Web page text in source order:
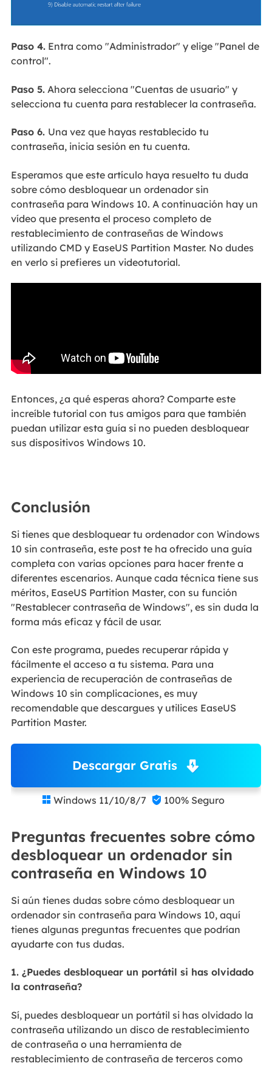
Paso 4.Entra como "Administrador" y elige "Panel de
control".
Paso 5.Ahora selecciona "Cuentas de usuario" y
selecciona tu cuenta para restablecer la contraseña.
Paso 6. Una vez que hayas restablecido tu
contraseña, inicia sesión en tu cuenta.
Esperamos que este artículo haya resuelto tu duda
sobre cómo desbloquear un ordenador sin
contraseña para Windows 10. A continuación hay un
vídeo que presenta el proceso completo de
restablecimiento de contraseñas de Windows
utilizando CMD y EaseUS Partition Master. No dudes
en verlo si prefieres un videotutorial.
Entonces, ¿a qué esperas ahora? Comparte este
increíble tutorial con tus amigos para que también
puedan utilizar esta guía si no pueden desbloquear
sus dispositivos Windows 10.
Conclusión
Si tienes que desbloquear tu ordenador con Windows
10 sin contraseña, este post te ha ofrecido una guía
completa con varias opciones para hacer frente a
diferentes escenarios. Aunque cada técnica tiene sus
méritos, EaseUS Partition Master, con su función
"Restablecer contraseña de Windows", es sin duda la
forma más eficaz y fácil de usar.
Con este programa, puedes recuperar rápida y
fácilmente el acceso a tu sistema. Para una
experiencia de recuperación de contraseñas de
Windows 10 sin complicaciones, es muy
recomendable que descargues y utilices EaseUS
Partition Master.
Descargar Gratis
 Windows 11/10/8/7  100% Seguro
Preguntas frecuentes sobre cómo
desbloquear un ordenador sin
contraseña en Windows 10
Si aún tienes dudas sobre cómo desbloquear un
ordenador sin contraseña para Windows 10, aquí
tienes algunas preguntas frecuentes que podrían
ayudarte con tus dudas.
1. ¿Puedes desbloquear un portátil si has olvidado
la contraseña?
Sí, puedes desbloquear un portátil si has olvidado la
contraseña utilizando un disco de restablecimiento
de contraseña o una herramienta de
restablecimiento de contraseña de terceros como